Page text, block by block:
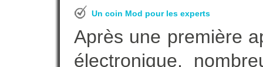
Un coin Mod pour les experts
Après une première
électronique,